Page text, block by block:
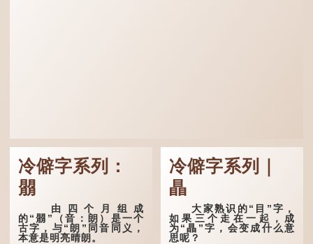
冷僻字系列：
朤
由四个月组成
的“朤”（音：朗）是一个
古字，与“朗”同音同义，
本意是明亮晴朗。
冷僻字系列｜
瞐
大家熟识的“目”字，
如果三个走在一起，成
为“瞐”字，会变成什么意
思呢？